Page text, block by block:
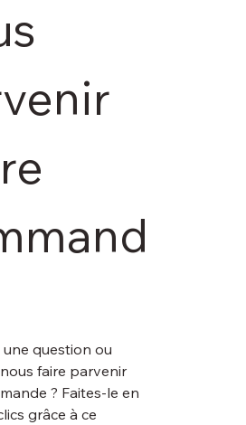
une question ou
faire parvenir
? Faites-le en
grâce à ce